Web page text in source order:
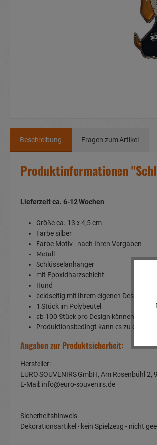
Beschreibung Fragen zum Artikel
Produktinformationen
Lieferzeit ca. 6-12 Wochen
Größe ca. 13 x 4,5 cm
Farbe silber
Farbe Motiv - nach Ihren Vorgaben
Metall
Schlüsselanhänger
mit Epoxidharzschicht
Hund
beidseitig mit Ihrem eigenen Design
1 Stück im Polybeutel
ab 100 Stück pro Design können wir
Produktionsbedingt kann es zu einer
Angaben zur Produktsicherheit:
Hersteller:
EURO SOUVENIRS GmbH, Am Rosenbühl
E-Mail: info@euro-souvenirs.de
Sicherheitshinweis:
Dekorationsartikel - kein Spielzeug - nicht